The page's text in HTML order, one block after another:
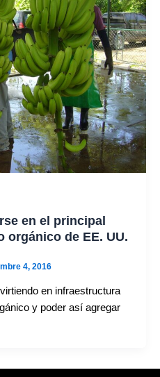
en el principal
orgánico de EE. UU.
4, 2016
en infraestructura
y poder así agregar